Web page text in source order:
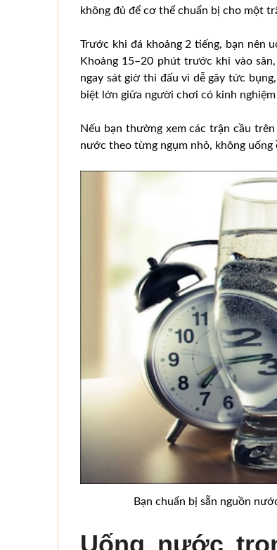
không đủ để cơ thể chuẩn bị cho một
Trước khi đá khoảng 2 tiếng, bạn nên
Khoảng 15–20 phút trước khi vào
ngay sát giờ thi đấu vì dễ gây tức
biệt lớn giữa người chơi có kinh
Nếu bạn thường xem các trận cầu trên
nước theo từng ngụm nhỏ, không
Bạn chuẩn bị sẵn nguồn
Uống nước